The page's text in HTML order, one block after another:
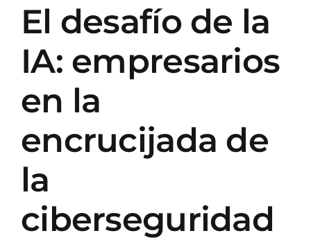
El desafío de la
IA: empresarios
en la
encrucijada de
la
ciberseguridad